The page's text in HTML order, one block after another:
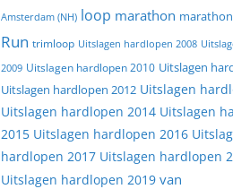
Amsterdam (NH) loop marathon
Run trimloop Uitslagen hardlopen 2008
2009 Uitslagen hardlopen 2010 Uitslagen
Uitslagen hardlopen 2012 Uitslagen
Uitslagen hardlopen 2014 Uitslagen
2015 Uitslagen hardlopen 2016
hardlopen 2017 Uitslagen hardlopen
Uitslagen hardlopen 2019 van